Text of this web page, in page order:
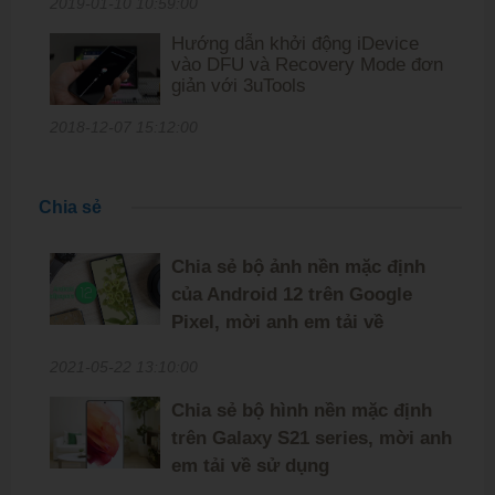
Hướng dẫn khởi động iDevice
vào DFU và Recovery Mode đơn
giản với 3uTools
Chia sẻ
Chia sẻ bộ ảnh nền mặc định
của Android 12 trên Google
Pixel, mời anh em tải về
Chia sẻ bộ hình nền mặc định
trên Galaxy S21 series, mời anh
em tải về sử dụng